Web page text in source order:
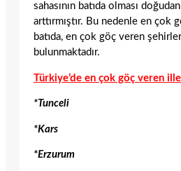
sahasının batıda olması
arttırmıştır. Bu nedenle en çok
batıda, en çok göç veren
bulunmaktadır.
Türkiye’de en çok göç veren
*Tunceli
*Kars
*Erzurum